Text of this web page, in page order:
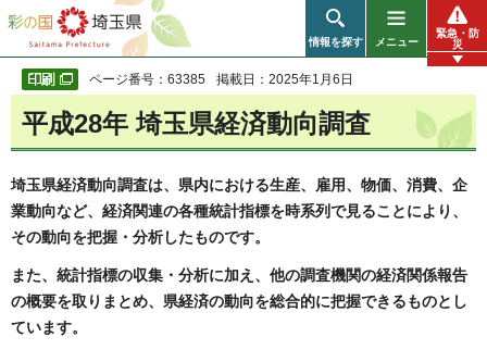
彩の国 埼玉県
情報を探す メニュー
緊急・防
災
ページ番号：63385 掲載日：2025年1月6日
平成28年 埼玉県経済動向調査
埼玉県経済動向調査は、県内における生産、雇用、物価、消費、企
業動向など、経済関連の各種統計指標を時系列で見ることにより、
その動向を把握・分析したものです。
また、統計指標の収集・分析に加え、他の調査機関の経済関係報告
の概要を取りまとめ、県経済の動向を総合的に把握できるものとし
ています。